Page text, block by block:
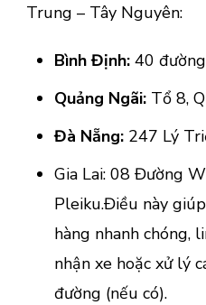
Trung – Tây Nguyên:
Bình Định:40
Quảng Ngãi:Tổ 8,
Đà Nẵng:247 Lý
Gia Lai: 08 Đường
Pleiku.Điều này
hàng nhanh chóng,
nhận xe hoặc xử lý
đường (nếu có).